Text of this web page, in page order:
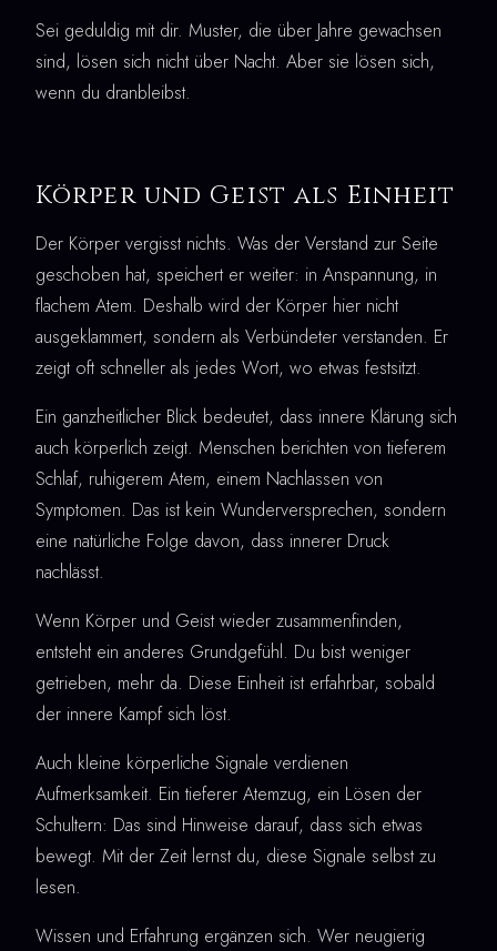
Sei geduldig mit dir. Muster, die über Jahre gewachsen
sind, lösen sich nicht über Nacht. Aber sie lösen sich,
wenn du dranbleibst.
Körper und Geist als Einheit
Der Körper vergisst nichts. Was der Verstand zur Seite
geschoben hat, speichert er weiter: in Anspannung, in
flachem Atem. Deshalb wird der Körper hier nicht
ausgeklammert, sondern als Verbündeter verstanden. Er
zeigt oft schneller als jedes Wort, wo etwas festsitzt.
Ein ganzheitlicher Blick bedeutet, dass innere Klärung sich
auch körperlich zeigt. Menschen berichten von tieferem
Schlaf, ruhigerem Atem, einem Nachlassen von
Symptomen. Das ist kein Wunderversprechen, sondern
eine natürliche Folge davon, dass innerer Druck
nachlässt.
Wenn Körper und Geist wieder zusammenfinden,
entsteht ein anderes Grundgefühl. Du bist weniger
getrieben, mehr da. Diese Einheit ist erfahrbar, sobald
der innere Kampf sich löst.
Auch kleine körperliche Signale verdienen
Aufmerksamkeit. Ein tieferer Atemzug, ein Lösen der
Schultern: Das sind Hinweise darauf, dass sich etwas
bewegt. Mit der Zeit lernst du, diese Signale selbst zu
lesen.
Wissen und Erfahrung ergänzen sich. Wer neugierig